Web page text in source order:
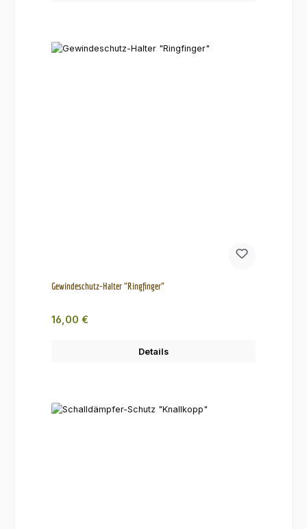
Gewindeschutz-Halter "Ringfinger"
Regulärer Preis:
16,00 €
Details